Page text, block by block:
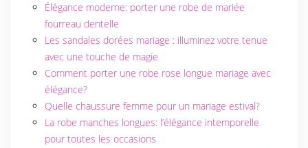
Élégance moderne: porter une robe de mariée
fourreau dentelle
Les sandales dorées mariage : illuminez votre tenue
avec une touche de magie
Comment porter une robe rose longue mariage avec
élégance?
Quelle chaussure femme pour un mariage estival?
La robe manches longues: l’élégance intemporelle
pour toutes les occasions